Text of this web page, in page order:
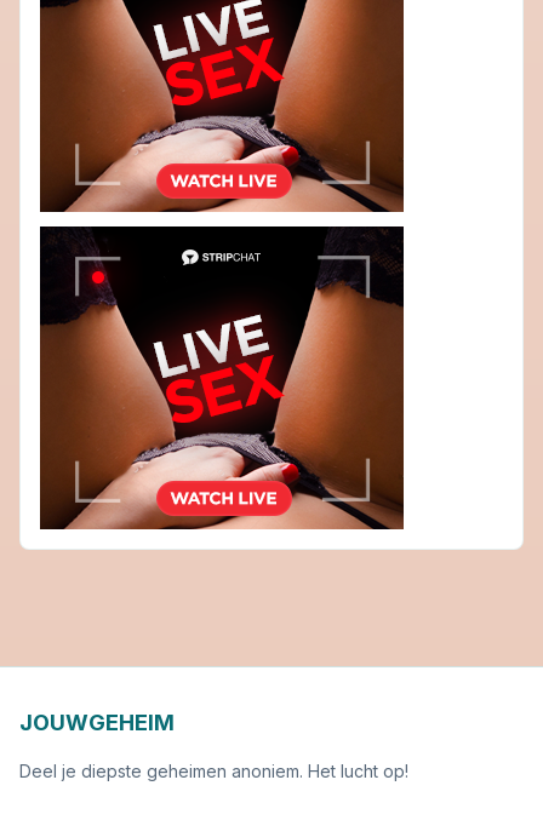
JOUWGEHEIM
Deel je diepste geheimen anoniem. Het lucht op!